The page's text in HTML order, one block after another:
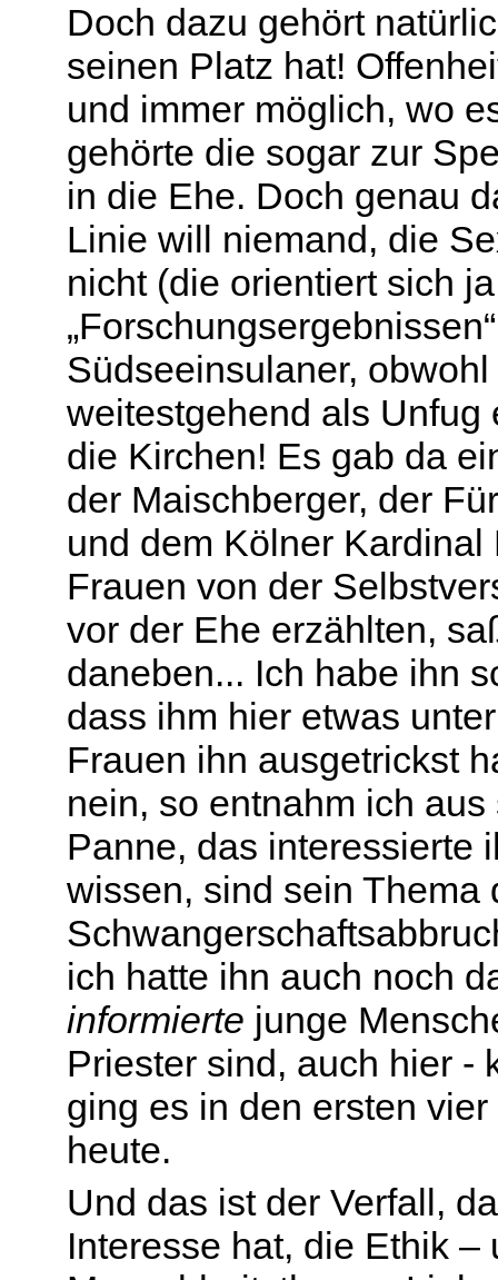
Doch dazu gehört
seinen Platz hat!
und immer möglich, wo
gehörte die sogar zur
in die Ehe. Doch genau
Linie will niemand, die
nicht (die orientiert sich
Südseeinsulaner,
weitestgehend als Unfug
die Kirchen! Es gab da
der Maischberger, der
und dem Kölner
Frauen von der
vor der Ehe erzählten,
daneben... Ich habe ihn
dass ihm hier etwas
Frauen ihn ausgetrickst
nein, so entnahm ich
Panne, das interessierte
wissen, sind sein Thema
ich hatte ihn auch noch
informierte junge
Priester sind, auch hier -
ging es in den ersten
heute.
Und das ist der Verfall,
Interesse hat, die Ethik